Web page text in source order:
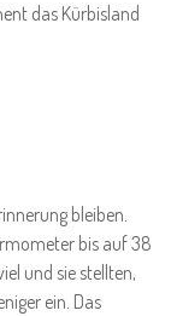
das Kürbisland
bleiben.
bis auf 38
und sie stellten,
ein. Das